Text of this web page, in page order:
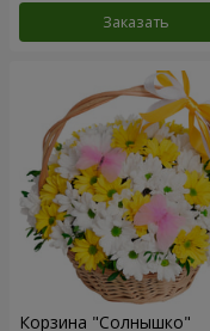
Заказать
Корзина "Солнышко"